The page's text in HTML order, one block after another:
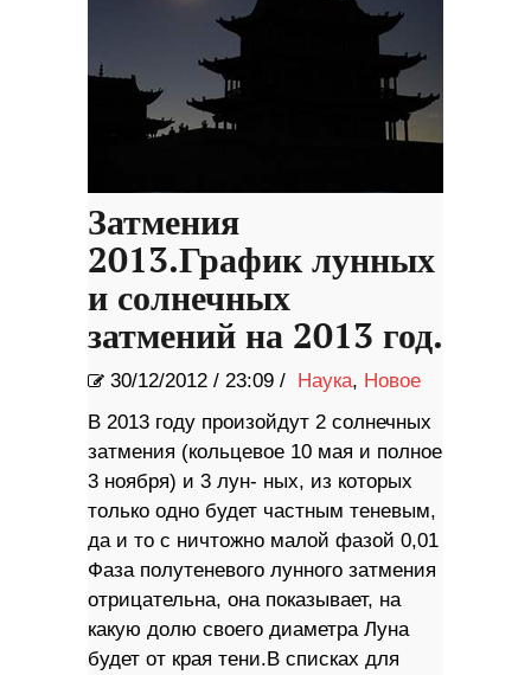
Затмения
2013.График лунных
и солнечных
затмений на 2013 год.
30/12/2012 / 23:09 / Наука, Новое
В 2013 году произойдут 2 солнечных
затмения (кольцевое 10 мая и полное
3 ноября) и 3 лун- ных, из которых
только одно будет частным теневым,
да и то с ничтожно малой фазой 0,01
Фаза полутеневого лунного затмения
отрицательна, она показывает, на
какую долю своего диаметра Луна
будет от края тени.В списках для